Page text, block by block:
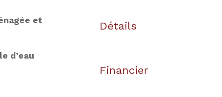
et
d’eau
Détails
Financier